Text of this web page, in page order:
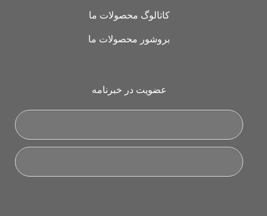
کاتالوگ محصولات ما
بروشور محصولات ما
عضویت در خبرنامه